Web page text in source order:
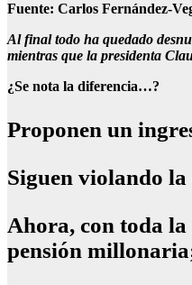
Fuente: Carlos Fernández-
Al final todo ha quedado
mientras que la presidenta
¿Se nota la diferencia…?
Proponen un
Siguen violando
Ahora, con toda
pensión